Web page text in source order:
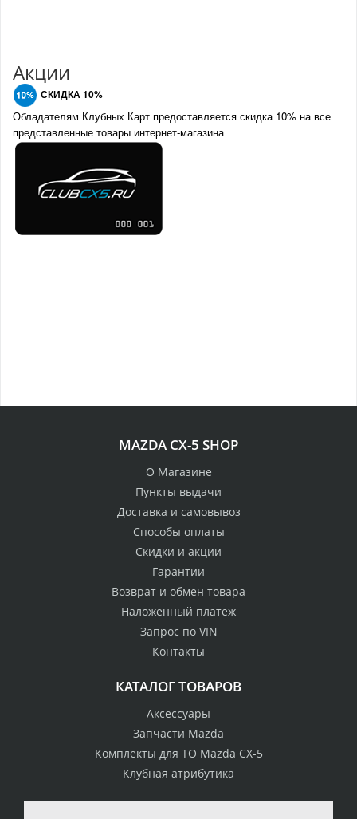
стоимости
Гарантия качества
Акции
СКИДКА 10%
Обладателям Клубных Карт предоставляется скидка 10% на все
представленные товары интернет-магазина
MAZDA CX-5 SHOP
О Магазине
Пункты выдачи
Доставка и самовывоз
Способы оплаты
Скидки и акции
Гарантии
Возврат и обмен товара
Наложенный платеж
Запрос по VIN
Контакты
КАТАЛОГ ТОВАРОВ
Аксессуары
Запчасти Mazda
Комплекты для ТО Mazda CX-5
Клубная атрибутика